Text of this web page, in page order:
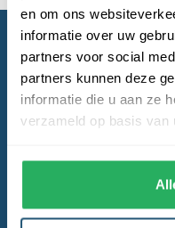
en om ons
informatie over uw
partners voor social
partners kunnen deze
informatie die u aan ze
verzameld op basis van
Als eerste op de